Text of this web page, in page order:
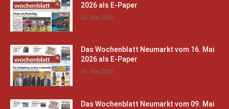
2026 als E-Paper
23. Mai 2026
Das Wochenblatt Neumarkt vom 16. Mai
2026 als E-Paper
16. Mai 2026
Das Wochenblatt Neumarkt vom 09. Mai